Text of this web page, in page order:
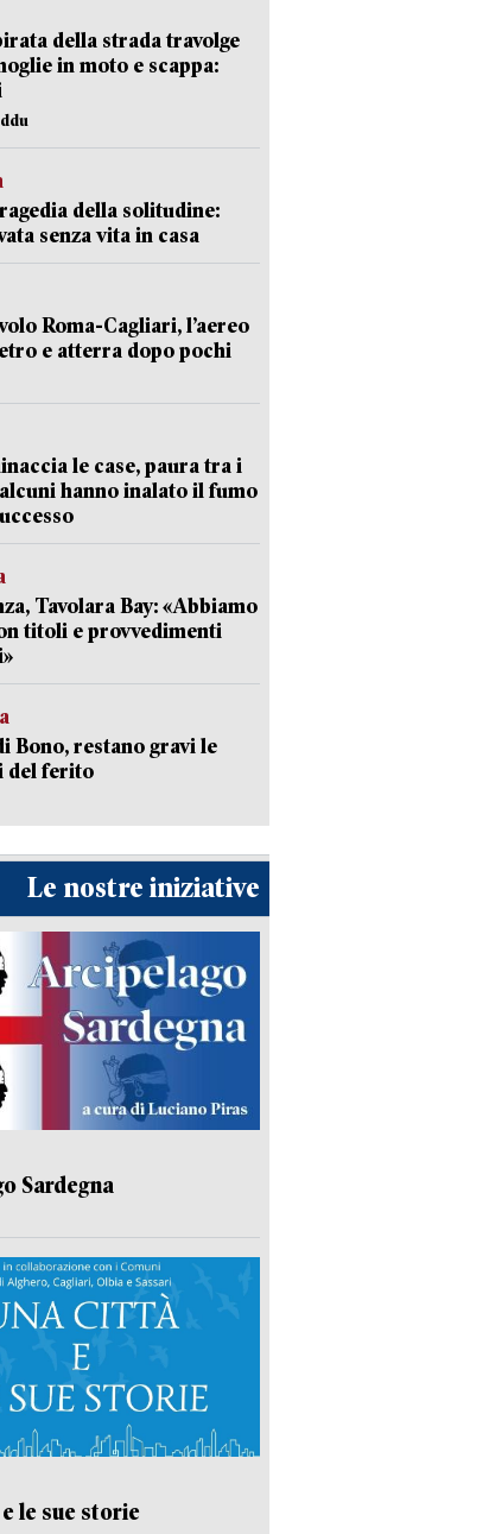
della strada travolge
in moto e scappa:
della solitudine:
senza vita in casa
Roma-Cagliari, l’aereo
e atterra dopo pochi
le case, paura tra i
hanno inalato il fumo
Tavolara Bay: «Abbiamo
titoli e provvedimenti
Bono, restano gravi le
del ferito
Le nostre iniziative
Sardegna
le sue storie